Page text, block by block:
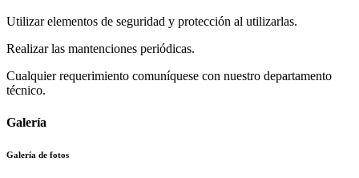
Utilizar elementos de seguridad y protección al utilizarlas.
Realizar las mantenciones periódicas.
Cualquier requerimiento comuníquese con nuestro departamento
técnico.
Galería
Galería de fotos